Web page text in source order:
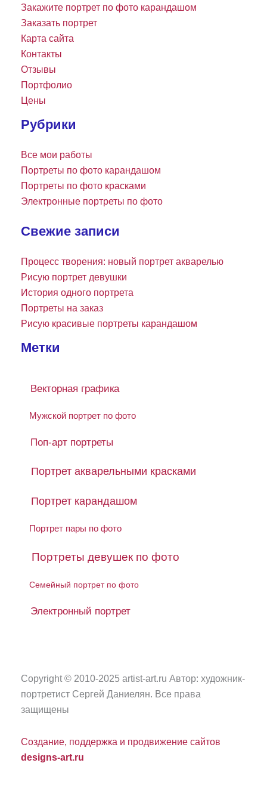
Закажите портрет по фото карандашом
Заказать портрет
Карта сайта
Контакты
Отзывы
Портфолио
Цены
Рубрики
Все мои работы
Портреты по фото карандашом
Портреты по фото красками
Электронные портреты по фото
Свежие записи
Процесс творения: новый портрет акварелью
Рисую портрет девушки
История одного портрета
Портреты на заказ
Рисую красивые портреты карандашом
Метки
Векторная графика
Мужской портрет по фото
Поп-арт портреты
Портрет акварельными красками
Портрет карандашом
Портрет пары по фото
Портреты девушек по фото
Семейный портрет по фото
Электронный портрет
Copyright © 2010-2025 artist-art.ru Автор: художник-
портретист Сергей Даниелян. Все права
защищены
Создание, поддержка и продвижение сайтов
designs-art.ru